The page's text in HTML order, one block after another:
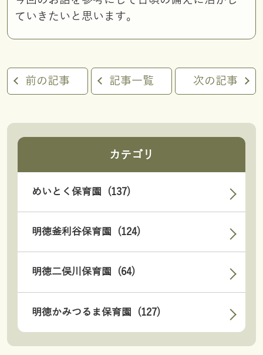
ていきたいと思います。
前の記事 記事一覧 次の記事
カテゴリ
めいとく保育園 (137)
明徳釜利谷保育園 (124)
明徳二俣川保育園 (64)
明徳かみつるま保育園 (127)